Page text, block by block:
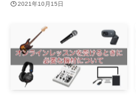
2021年10月15日